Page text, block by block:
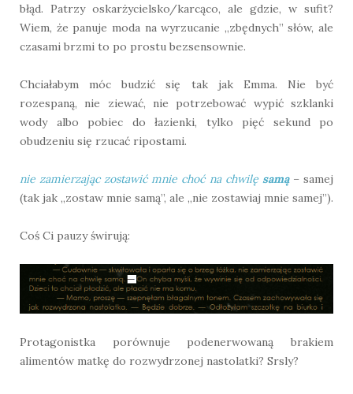
błąd. Patrzy oskarżycielsko/karcąco, ale gdzie, w sufit?
Wiem, że panuje moda na wyrzucanie „zbędnych” słów, ale
czasami brzmi to po prostu bezsensownie.
Chciałabym móc budzić się tak jak Emma. Nie być
rozespaną, nie ziewać, nie potrzebować wypić szklanki
wody albo pobiec do łazienki, tylko pięć sekund po
obudzeniu się rzucać ripostami.
nie zamierzając zostawić mnie choć na chwilę samą – samej
(tak jak „zostaw mnie samą”, ale „nie zostawiaj mnie samej”).
Coś Ci pauzy świrują:
Protagonistka porównuje podenerwowaną brakiem
alimentów matkę do rozwydrzonej nastolatki? Srsly?